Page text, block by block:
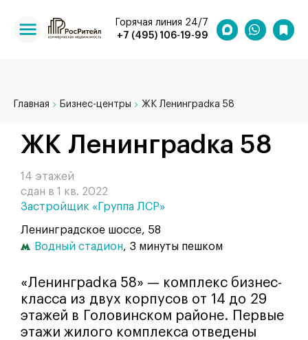
+7 (495) 106-19-99
Горячая линия 24/7
Главная Бизнес-центры ЖК Ленинграdка 58
ЖК Ленинграdка 58
14 этажей
сдан в 1 кв. 2022
Застройщик «Группа ЛСР»
Ленинградское шоссе, 58
Водный стадион, 3 минуты пешком
«Ленинграdка 58» — комплекс бизнес-
класса из двух корпусов от 14 до 29
этажей в Головинском районе. Первые
этажи жилого комплекса отведены